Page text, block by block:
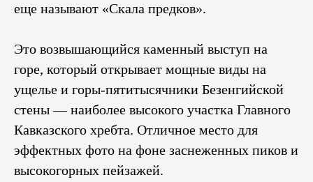
еще называют «Скала предков».
Это возвышающийся каменный выступ на
горе, который открывает мощные виды на
ущелье и горы-пятитысячники Безенгийской
стены — наиболее высокого участка Главного
Кавказского хребта. Отличное место для
эффектных фото на фоне заснеженных пиков и
высокогорных пейзажей.